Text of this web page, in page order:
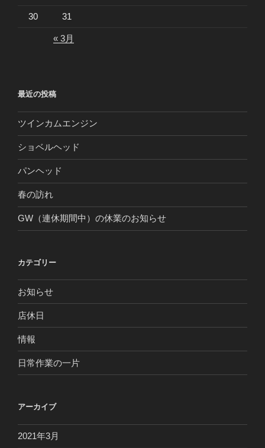
30 31
« 3月
最近の投稿
ツインカムエンジン
ショベルヘッド
パンヘッド
春の訪れ
GW（連休期間中）の休業のお知らせ
カテゴリー
お知らせ
店休日
情報
日常作業の一片
アーカイブ
2021年3月